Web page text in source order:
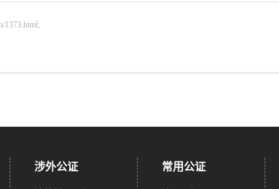
1373.html;
涉外公证 常用公证